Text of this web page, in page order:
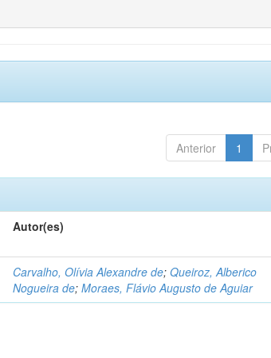
Anterior 1
Autor(es)
Carvalho, Olívia Alexandre de;Queiroz, Alberico
Nogueira de;Moraes, Flávio Augusto de Aguiar